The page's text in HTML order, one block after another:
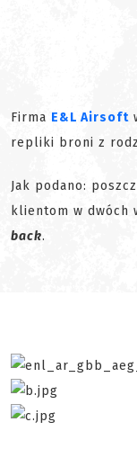
Firma E&L Airsoft
repliki broni z
Jak podano:
klientom w dwóch
back.